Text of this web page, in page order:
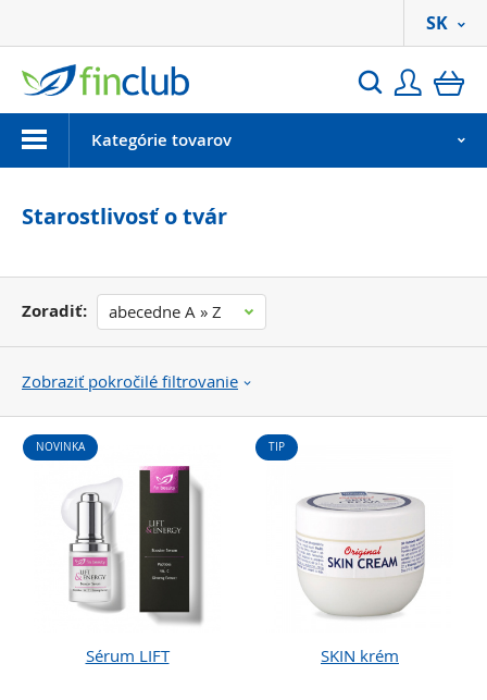
Hľadať
SK
MenuKategórie tovarov
Starostlivosť o tvár
Zoradiť: abecedne A » Z
Zobraziť pokročilé filtrovanie
Sérum LIFT
NOVINKA
SKIN krém
TIP